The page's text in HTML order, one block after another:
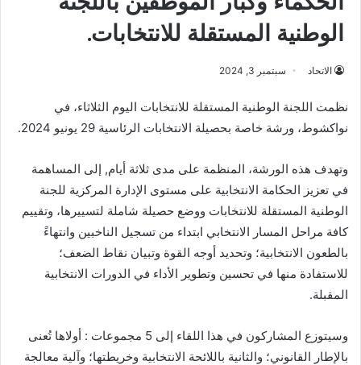
الوطنية المستقلة للانتخابات.
الاتحاد سبتمبر 3, 2024
نظمت اللجنة الوطنية المستقلة للانتخابات اليوم الثلاثاء، في
نواكشوط، ورشة خاصة بحصيلة الانتخابات الرئاسية 29 يونيو 2024.
‏‎وتهدف هذه الورشة، المنظمة على مدى ثلاثة أيام, إلى المساهمة
في تعزيز الحكامة الانتخابية على مستوى الإدارة المركزية للجنة
الوطنية المستقلة للانتخابات ووضع حصيلة شاملة لتسييرها، وتقييم
كافة مراحل المسار الانتخابي ابتداء من تسجيل الناخبين وانتهاءً
بالطعون الانتخابية؛ وتحديد أوجه القوة وتبيان نقاط الضعف؛
للاستفادة منها في تحسين وتطوير الأداء في الدورات الانتخابية
المقبلة.
وسيتوزع المشاركون في هذا اللقاء إلى 5 مجموعات : أولاها تُعنى
بالإطار القانوني؛ والثانية باللائحة الانتخابية وخريطتها؛ وآلية معالجة